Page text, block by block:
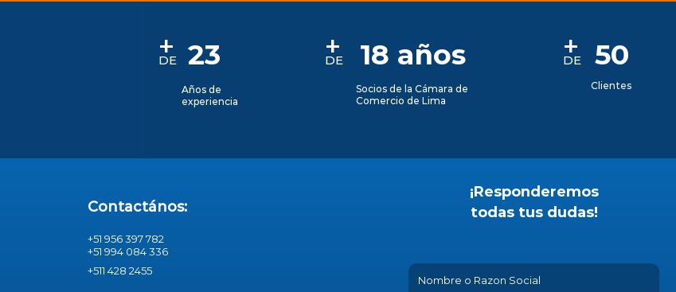
+
DE 23
Años de
experiencia
+
DE 18 años
Socios de la Cámara de
Comercio de Lima
+
DE 50
Clientes
Contactános:
+51 956 397 782
+51 994 084 336
+511 428 2455
¡Responderemos
todas tus dudas!